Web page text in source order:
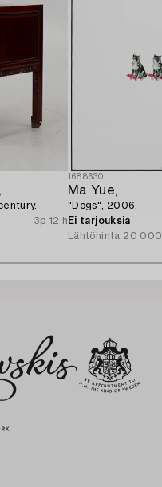
3p 12 h
1688630
Ma Yue,
"Dogs", 2006.
Ei tarjouksia
Lähtöhinta 20 000